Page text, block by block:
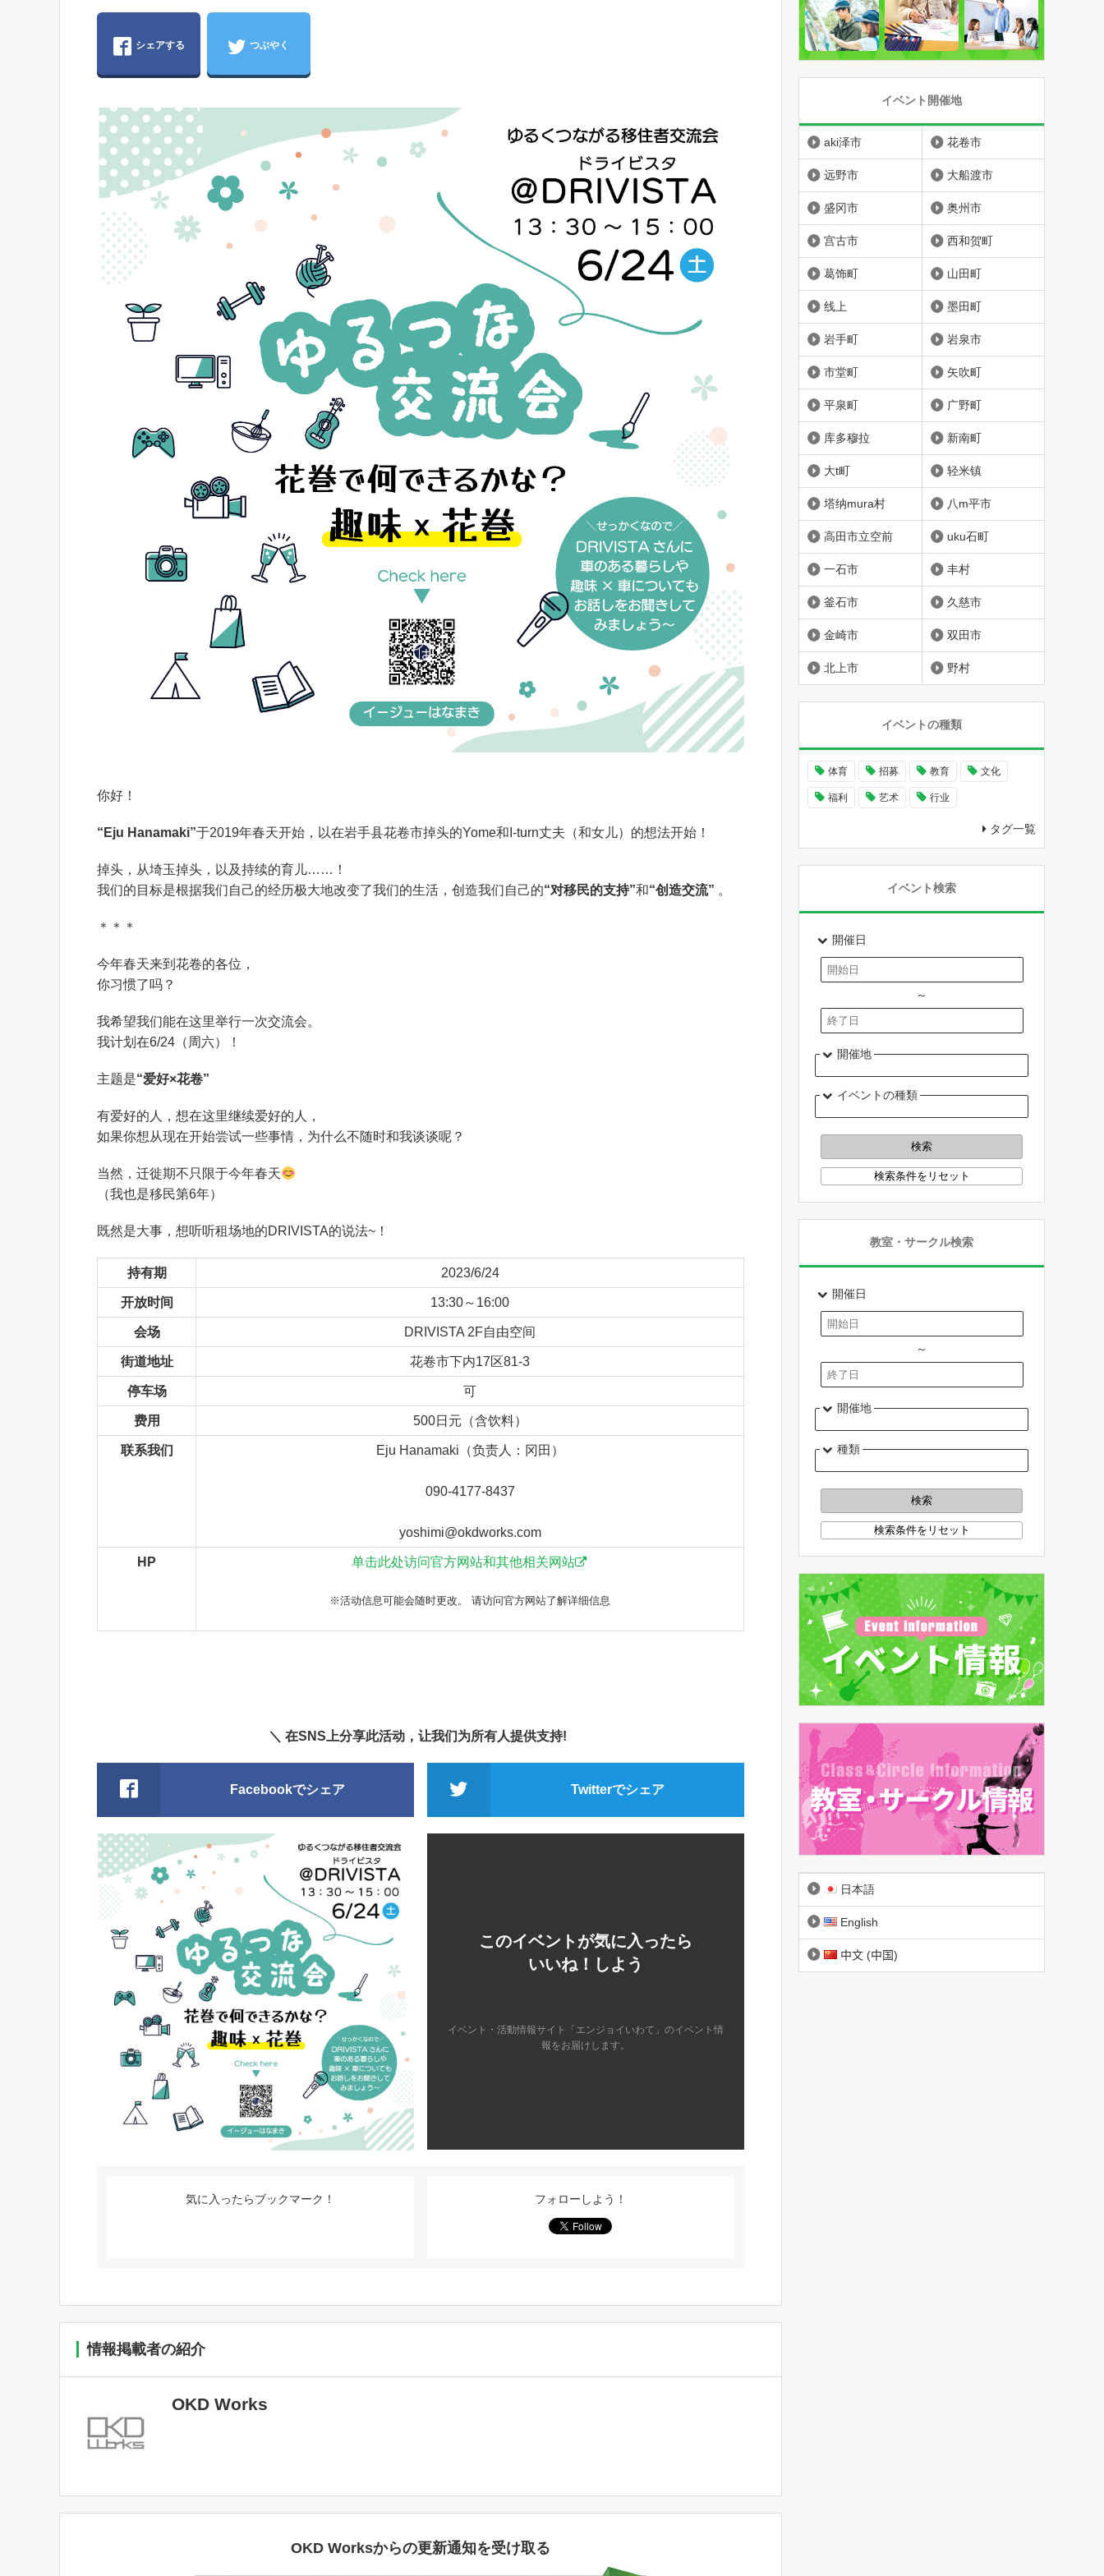
シェアする つぶやく
你好！
“Eju Hanamaki”于2019年春天开始，以在岩手县花卷市掉头的Yome和I-turn丈夫（和女儿）的想法开始！
掉头，从埼玉掉头，以及持续的育儿……！
我们的目标是根据我们自己的经历极大地改变了我们的生活，创造我们自己的“对移民的支持”和“创造交流” 。
＊＊＊
今年春天来到花卷的各位，
你习惯了吗？
我希望我们能在这里举行一次交流会。
我计划在6/24（周六）！
主题是“爱好×花卷”
有爱好的人，想在这里继续爱好的人，
如果你想从现在开始尝试一些事情，为什么不随时和我谈谈呢？
当然，迁徙期不只限于今年春天
（我也是移民第6年）
既然是大事，想听听租场地的DRIVISTA的说法~！
持有期 2023/6/24
开放时间 13:30～16:00
会场 DRIVISTA 2F自由空间
街道地址 花卷市下内17区81-3
停车场 可
费用 500日元（含饮料）
联系我们 Eju Hanamaki（负责人：冈田）
090-4177-8437
yoshimi@okdworks.com
HP 单击此处访问官方网站和其他相关网站
※活动信息可能会随时更改。 请访问官方网站了解详细信息
＼ 在SNS上分享此活动，让我们为所有人提供支持!
Facebookでシェア Twitterでシェア
このイベントが気に入ったら
いいね！しよう
イベント・活動情報サイト「エンジョイいわて」のイベント情
報をお届けします。
気に入ったらブックマーク！ フォローしよう！
情報掲載者の紹介
OKD Works
OKD Worksからの更新通知を受け取る
イベント開催地
aki泽市 花卷市
远野市 大船渡市
盛冈市 奥州市
宫古市 西和贺町
葛饰町 山田町
线上 墨田町
岩手町 岩泉市
市堂町 矢吹町
平泉町 广野町
库多穆拉 新南町
大t町 轻米镇
塔纳mura村 八m平市
高田市立空前 uku石町
一石市 丰村
釜石市 久慈市
金崎市 双田市
北上市 野村
イベントの種類
体育 招募 教育 文化
福利 艺术 行业
タグ一覧
イベント検索
開催日
～
開催地
イベントの種類
教室・サークル検索
開催日
～
開催地
種類
日本語
English
中文 (中国)